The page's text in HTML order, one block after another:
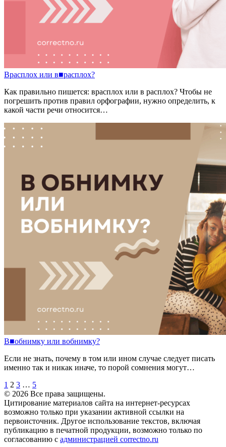
Врасплох или в■расплох?
Как правильно пишется: врасплох или в расплох? Чтобы не
погрешить против правил орфографии, нужно определить, к
какой части речи относится…
В■обнимку или вобнимку?
Если не знать, почему в том или ином случае следует писать
именно так и никак иначе, то порой сомнения могут…
1 2 3 … 5
© 2026 Все права защищены.
Цитирование материалов сайта на интернет-ресурсах
возможно только при указании активной ссылки на
первоисточник. Другое использование текстов, включая
публикацию в печатной продукции, возможно только по
согласованию с администрацией correctno.ru